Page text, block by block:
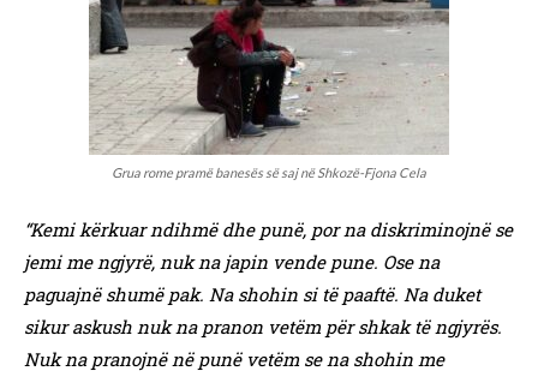
Grua rome pramë banesës së saj në Shkozë-Fjona Cela
“Kemi kërkuar ndihmë dhe punë, por na diskriminojnë se
jemi me ngjyrë, nuk na japin vende pune. Ose na
paguajnë shumë pak. Na shohin si të paaftë. Na duket
sikur askush nuk na pranon vetëm për shkak të ngjyrës.
Nuk na pranojnë në punë vetëm se na shohin me